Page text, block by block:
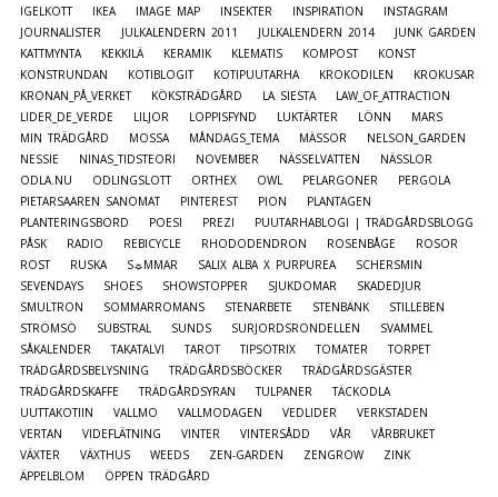
IGELKOTT
IKEA IMAGE MAP INSEKTER INSPIRATION
INSTAGRAM
JOURNALISTER
JULKALENDERN 2011 JULKALENDERN 2014
JUNK GARDEN
KATTMYNTA
KEKKILÄ KERAMIK KLEMATIS KOMPOST
KONST
KONSTRUNDAN
KOTIBLOGIT KOTIPUUTARHA KROKODILEN
KROKUSAR
KRONAN_PÅ_VERKET
KÖKSTRÄDGÅRD LA SIESTA
LAW_OF_ATTRACTION
LIDER_DE_VERDE
LILJOR LOPPISFYND LUKTÄRTER LÖNN
MARS
MIN TRÄDGÅRD
MOSSA MÅNDAGS_TEMA MÄSSOR
NELSON_GARDEN
NESSIE
NINAS_TIDSTEORI NOVEMBER NÄSSELVATTEN
NÄSSLOR
ODLA.NU
ODLINGSLOTT ORTHEX OWL PELARGONER
PERGOLA
PIETARSAAREN SANOMAT
PINTEREST PION
PLANTAGEN
PLANTERINGSBORD
POESI PREZI
PUUTARHABLOGI | TRÄDGÅRDSBLOGG
PÅSK
RADIO REBICYCLE RHODODENDRON ROSENBÅGE
ROSOR
ROST
RUSKA S☼MMAR SALIX ALBA X PURPUREA
SCHERSMIN
SEVENDAYS
SHOES SHOWSTOPPER SJUKDOMAR
SKADEDJUR
SMULTRON
SOMMARROMANS STENARBETE STENBÄNK
STILLEBEN
STRÖMSÖ
SUBSTRAL SUNDS SURJORDSRONDELLEN
SVAMMEL
SÅKALENDER
TAKATALVI TAROT TIPSOTRIX TOMATER
TORPET
TRÄDGÅRDSBELYSNING
TRÄDGÅRDSBÖCKER
TRÄDGÅRDSGÄSTER
TRÄDGÅRDSKAFFE
TRÄDGÅRDSYRAN TULPANER
TÄCKODLA
UUTTAKOTIIN
VALLMO VALLMODAGEN VEDLIDER
VERKSTADEN
VERTAN
VIDEFLÄTNING VINTER VINTERSÅDD VÅR
VÅRBRUKET
VÄXTER
VÄXTHUS WEEDS ZEN-GARDEN ZENGROW
ZINK
ÄPPELBLOM
ÖPPEN TRÄDGÅRD